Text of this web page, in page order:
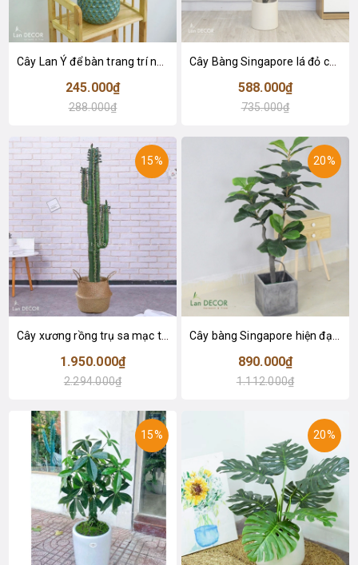
245.000₫
288.000₫
Cây Bàng Singapore lá đỏ cây giả trang trí Lan Decor (110cm) - LC2918-1
588.000₫
735.000₫
15%
Cây xương rồng trụ sa mạc trang trí loại 2 tay (155cm) - LC2912
1.950.000₫
2.294.000₫
20%
890.000₫
1.112.000₫
15% 20%